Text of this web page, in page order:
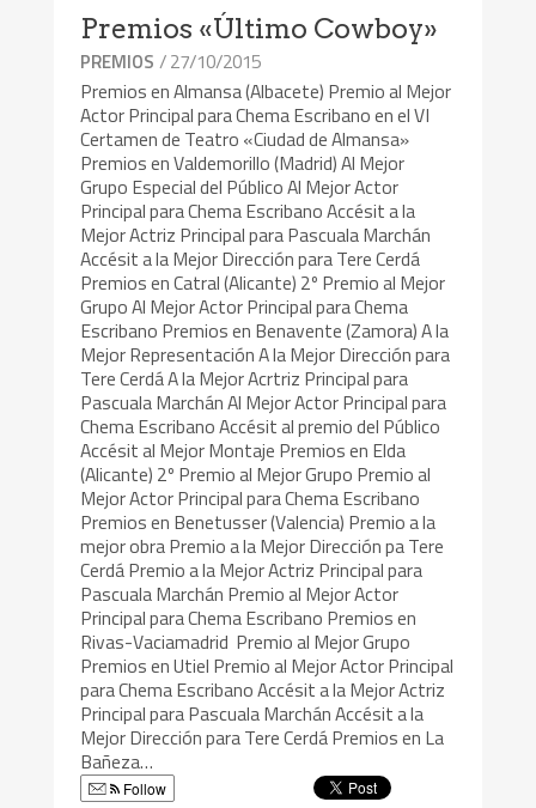
Premios «Último Cowboy»
PREMIOS / 27/10/2015
Premios en Almansa (Albacete) Premio al Mejor
Actor Principal para Chema Escribano en el VI
Certamen de Teatro «Ciudad de Almansa»
Premios en Valdemorillo (Madrid) Al Mejor
Grupo Especial del Público Al Mejor Actor
Principal para Chema Escribano Accésit a la
Mejor Actriz Principal para Pascuala Marchán
Accésit a la Mejor Dirección para Tere Cerdá
Premios en Catral (Alicante) 2º Premio al Mejor
Grupo Al Mejor Actor Principal para Chema
Escribano Premios en Benavente (Zamora) A la
Mejor Representación A la Mejor Dirección para
Tere Cerdá A la Mejor Acrtriz Principal para
Pascuala Marchán Al Mejor Actor Principal para
Chema Escribano Accésit al premio del Público
Accésit al Mejor Montaje Premios en Elda
(Alicante) 2º Premio al Mejor Grupo Premio al
Mejor Actor Principal para Chema Escribano
Premios en Benetusser (Valencia) Premio a la
mejor obra Premio a la Mejor Dirección pa Tere
Cerdá Premio a la Mejor Actriz Principal para
Pascuala Marchán Premio al Mejor Actor
Principal para Chema Escribano Premios en
Rivas-Vaciamadrid Premio al Mejor Grupo
Premios en Utiel Premio al Mejor Actor Principal
para Chema Escribano Accésit a la Mejor Actriz
Principal para Pascuala Marchán Accésit a la
Mejor Dirección para Tere Cerdá Premios en La
Bañeza…
Follow